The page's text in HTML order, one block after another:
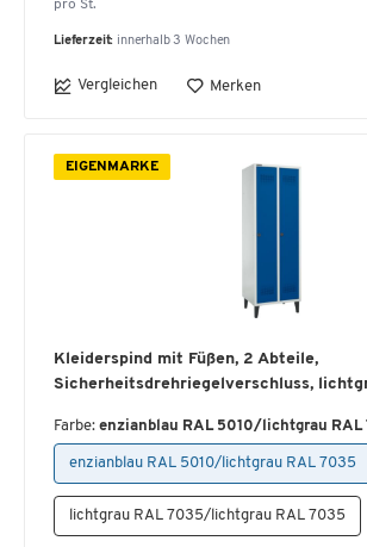
pro St.
Lieferzeit: innerhalb 3 Wochen
Vergleichen Merken
EIGENMARKE
Kleiderspind mit Füßen, 2 Abteile,
Sicherheitsdrehriegelverschluss,
Farbe: enzianblau RAL 5010/lichtgrau RAL
enzianblau RAL 5010/lichtgrau RAL 7035
lichtgrau RAL 7035/lichtgrau RAL 7035